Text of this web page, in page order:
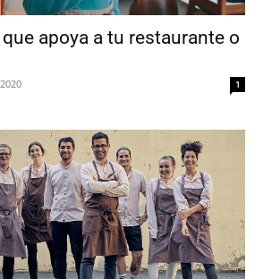
apoya a tu restaurante o
1